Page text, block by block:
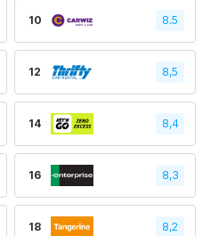
10 8.5
12 8,5
14 8,4
16 8,3
18 8,2